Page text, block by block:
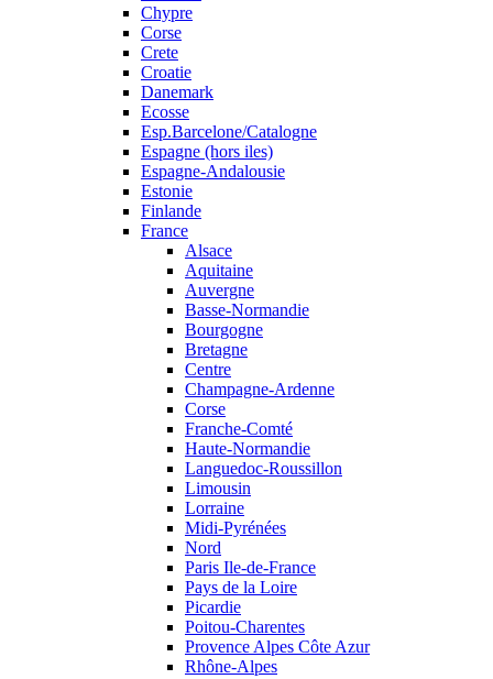
Chypre
Corse
Crete
Croatie
Danemark
Ecosse
Esp.Barcelone/Catalogne
Espagne (hors iles)
Espagne-Andalousie
Estonie
Finlande
France
Alsace
Aquitaine
Auvergne
Basse-Normandie
Bourgogne
Bretagne
Centre
Champagne-Ardenne
Corse
Franche-Comté
Haute-Normandie
Languedoc-Roussillon
Limousin
Lorraine
Midi-Pyrénées
Nord
Paris Ile-de-France
Pays de la Loire
Picardie
Poitou-Charentes
Provence Alpes Côte Azur
Rhône-Alpes